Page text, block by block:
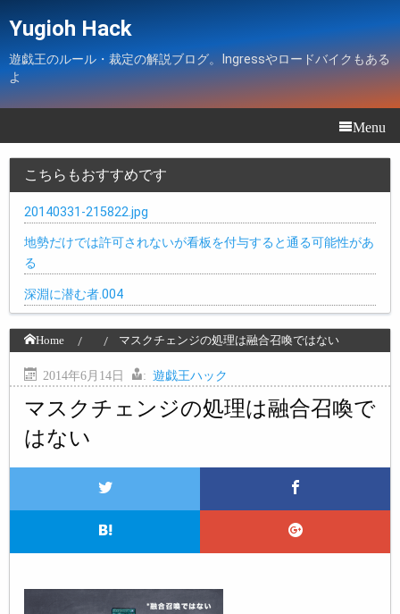
Yugioh Hack
遊戯王のルール・裁定の解説ブログ。Ingressやロードバイクもある
よ
Menu
こちらもおすすめです
20140331-215822.jpg
地勢だけでは許可されないが看板を付与すると通る可能性があ
る
深淵に潜む者.004
Home マスクチェンジの処理は融合召喚ではない
2014年6月14日 : 遊戯王ハック
マスクチェンジの処理は融合召喚で
はない